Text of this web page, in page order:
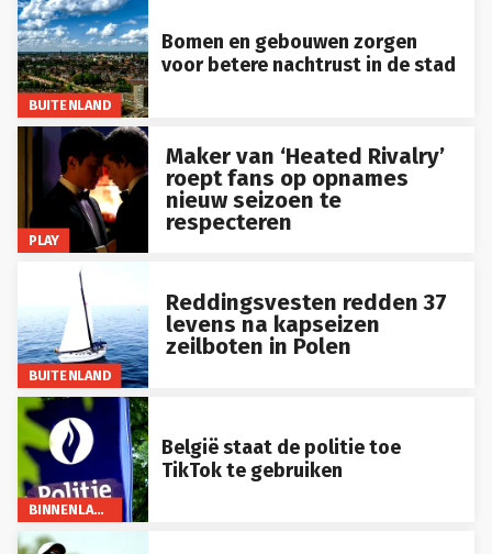
BUITENLAND
Bomen en gebouwen zorgen
voor betere nachtrust in de stad
PLAY
Maker van ‘Heated Rivalry’
roept fans op opnames
nieuw seizoen te
respecteren
BUITENLAND
Reddingsvesten redden 37
levens na kapseizen
zeilboten in Polen
BINNENLAND
België staat de politie toe
TikTok te gebruiken